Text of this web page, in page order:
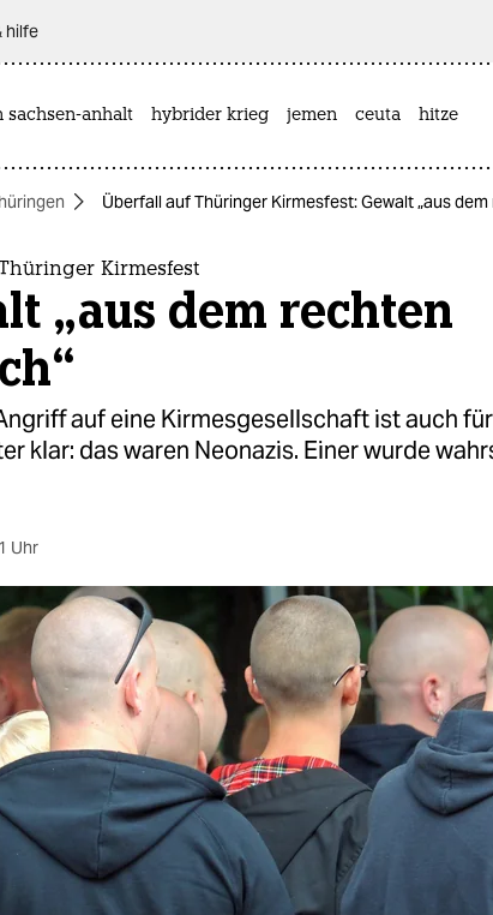
hilfe
sachsen-anhalt hybrider krieg jemen ceuta hitze
Überfall auf Thüringer Kirmesfest: Gewalt „aus
Kirmesfest
„aus dem rechten
auf eine Kirmesgesellschaft ist auch
klar: das waren Neonazis. Einer wurde
Uhr